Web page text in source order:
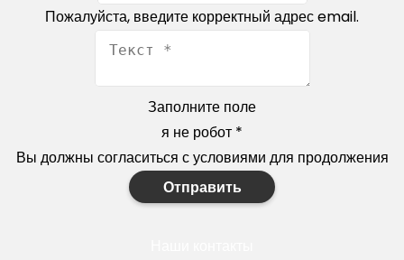
Пожалуйста, введите корректный адрес email.
Заполните поле
я не робот *
Вы должны согласиться с условиями для продолжения
Отправить